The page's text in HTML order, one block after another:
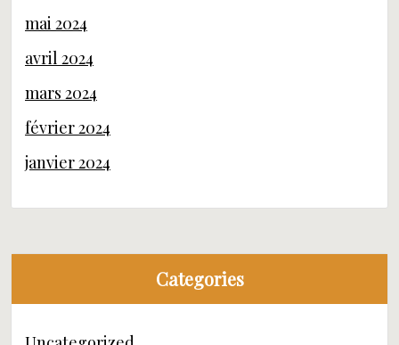
mai 2024
avril 2024
mars 2024
février 2024
janvier 2024
Categories